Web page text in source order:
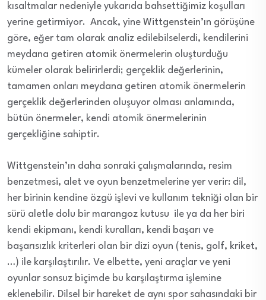
kısaltmalar nedeniyle yukarıda bahsettiğimiz koşulları
yerine getirmiyor. Ancak, yine Wittgenstein’ın görüşüne
göre, eğer tam olarak analiz edilebilselerdi, kendilerini
meydana getiren atomik önermelerin oluşturduğu
kümeler olarak belirirlerdi; gerçeklik değerlerinin,
tamamen onları meydana getiren atomik önermelerin
gerçeklik değerlerinden oluşuyor olması anlamında,
bütün önermeler, kendi atomik önermelerinin
gerçekliğine sahiptir.
Wittgenstein’ın daha sonraki çalışmalarında, resim
benzetmesi, alet ve oyun benzetmelerine yer verir: dil,
her birinin kendine özgü işlevi ve kullanım tekniği olan bir
sürü aletle dolu bir marangoz kutusu ile ya da her biri
kendi ekipmanı, kendi kuralları, kendi başarı ve
başarısızlık kriterleri olan bir dizi oyun (tenis, golf, kriket,
…) ile karşılaştırılır. Ve elbette, yeni araçlar ve yeni
oyunlar sonsuz biçimde bu karşılaştırma işlemine
eklenebilir. Dilsel bir hareket de aynı spor sahasındaki bir